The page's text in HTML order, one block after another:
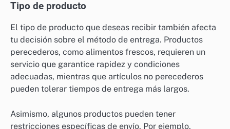
Tipo de producto
El tipo de producto que deseas recibir también afecta
tu decisión sobre el método de entrega. Productos
perecederos, como alimentos frescos, requieren un
servicio que garantice rapidez y condiciones
adecuadas, mientras que artículos no perecederos
pueden tolerar tiempos de entrega más largos.
Asimismo, algunos productos pueden tener
restricciones específicas de envío. Por ejemplo,